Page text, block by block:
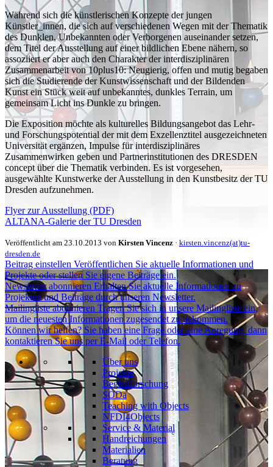
Während sich die künstlerischen Konzepte der jungen
Künstler_innen, die sich auf verschiedenen Wegen mit der Thematik
des Dunklen, Unbekannten oder Verborgenen auseinander setzen,
dem Titel der Ausstellung auf einer bildlichen Ebene nähern, so
assoziiert er aber auch den Charakter der interdisziplinären
Zusammenarbeit von 10plus10: Neugierig, offen und mutig begaben
sich die Studierende der Kunstwissenschaft und der Bildenden
Kunst ein Stück weit auf unbekanntes, dunkles Terrain, um
gemeinsam Licht ins Dunkle zu bringen.
Die Exposition möchte als kulturelles Bildungsangebot das Lehr-
und Forschungspotential der mit dem Exzellenztitel ausgezeichneten
Universität ergänzen, Impulse für interdisziplinäres
Zusammenwirken geben und Partnerinstitutionen des DRESDEN
concept über die Thematik verbinden. Es ist vorgesehen,
ausgewählte Kunstwerke der Ausstellung in den Kunstbesitz der TU
Dresden aufzunehmen.
Flyer zur Ausstellung (PDF)
ALTANA-Galerie der TU Dresden
Veröffentlicht am 23.10.2013 von Kirsten Vincenz · kirsten.vincenz(at)tu-
dresden.de
Beitrag einstellen Veröffentlichen Sie aktuelle Informationen und
Projekte oder stellen Sie eigene Beiträge ein.
Newsletter abonnieren Erhalten Sie aktuelle Informationen zu
Projekten und Beiträge durch unseren Newsletter.
Mailingliste abonnieren Tragen Sie sich in unsere Mailingliste ein,
um die neuesten Informationen zugesendet zu bekommen.
Können wir helfen? Sie haben eine Frage oder eine Anregung, dann
kontaktieren Sie uns per E-Mail oder Telefon.
Über uns
Projekte
Begleitforschung
SODa
Teaching with Objects
NFDI4Objects
Service & Material
Handreichungen
Materialien
Beratung